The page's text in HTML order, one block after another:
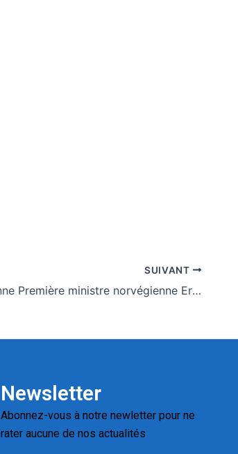
SUIVANT
Santé mondiale : L’ancienne Première ministre norvégienne Erna Solberg nommée à la tête du Fonds mondial
Newsletter
Abonnez-vous à notre newletter pour ne
rater aucune de nos actualités